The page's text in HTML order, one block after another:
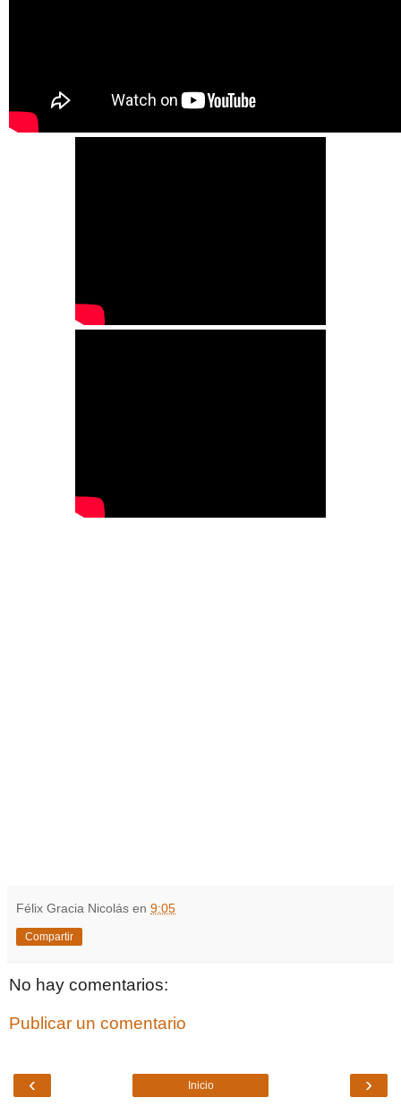
Félix Gracia Nicolás en 9:05
Compartir
No hay comentarios:
Publicar un comentario
‹ ›
Inicio